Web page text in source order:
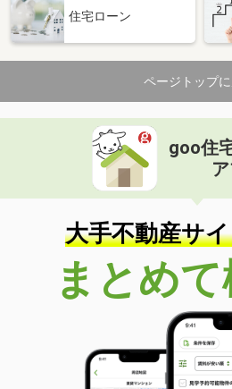
住宅ローン
ページトップ
goo住
大手不動産サ
まとめて